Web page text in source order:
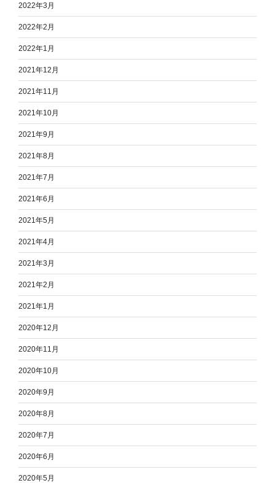
2022年3月
2022年2月
2022年1月
2021年12月
2021年11月
2021年10月
2021年9月
2021年8月
2021年7月
2021年6月
2021年5月
2021年4月
2021年3月
2021年2月
2021年1月
2020年12月
2020年11月
2020年10月
2020年9月
2020年8月
2020年7月
2020年6月
2020年5月